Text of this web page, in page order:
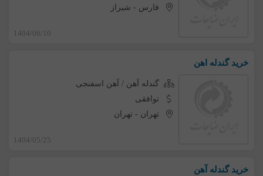
فارس - شیراز
1404/06/10
خرید گندله اهن
گندله آهن / آهن اسفنجی
توافقی
تهران - تهران
1404/05/25
خرید گندله آهن